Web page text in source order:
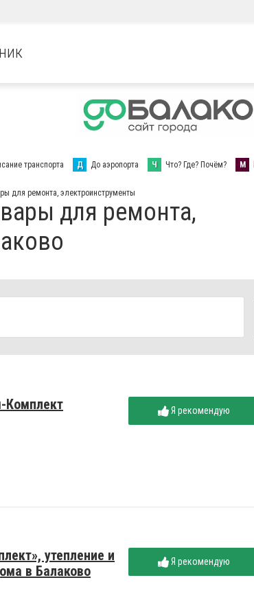
транспорта Д До аэропорта Ч Что? Где? Почём? М
для ремонта, электроинструменты
для ремонта,
Комплект Я рекомендую
утепление и
в Балаково
Я рекомендую